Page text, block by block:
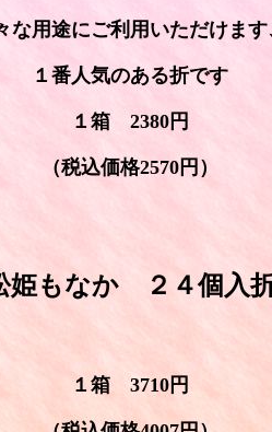
な用途にご利用いただけます
１番人気のある折です
１箱 2380円
（税込価格2570円）
姫もなか ２４個入
１箱 3710円